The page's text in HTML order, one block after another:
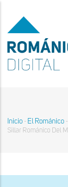
contenido
principal
ayuda
Inicio - El Románico -
Sillar Románico Del